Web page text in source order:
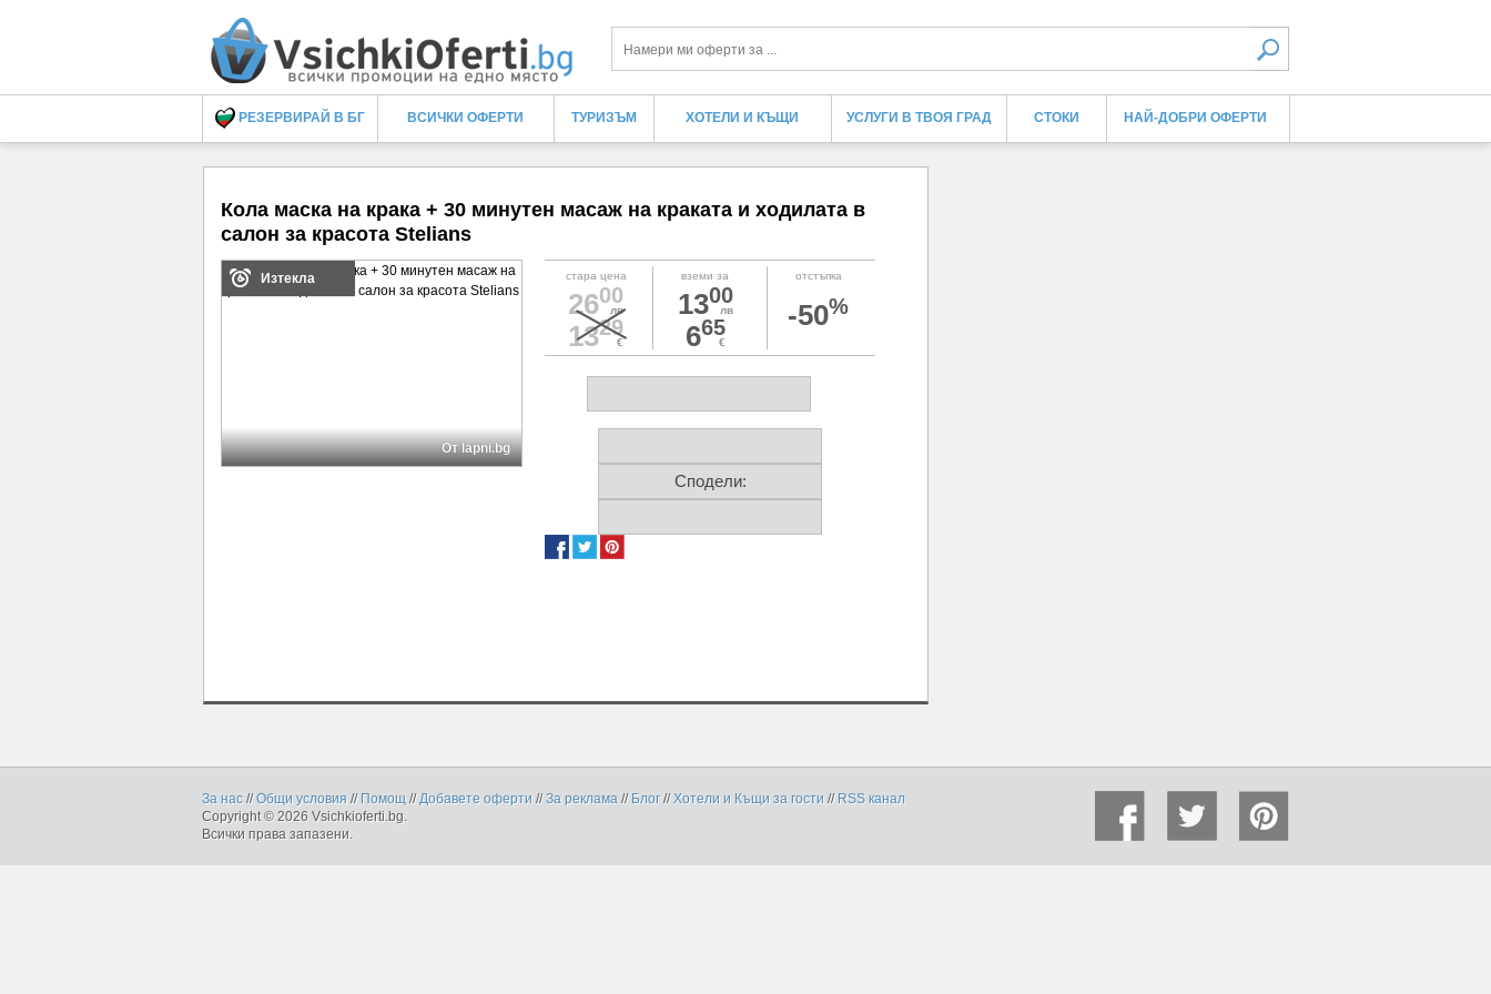
Търси
РЕЗЕРВИРАЙ В БГ ВСИЧКИ ОФЕРТИ ТУРИЗЪМ ХОТЕЛИ И КЪЩИ УСЛУГИ В ТВОЯ ГРАД СТОКИ НАЙ-ДОБРИ ОФЕРТИ
Кола маска на крака + 30 минутен масаж на краката и ходилата в
салон за красота Stelians
Изтекла
От lapni.bg
стара цена
2600
лв
1329
€
вземи за
1300
лв
665
€
отстъпка
-50%
Сподели:
За нас //Общи условия // Помощ //Добавете оферти //За реклама // Блог //Хотели и Къщи за гости // RSS канал
Copyright © 2026 Vsichkioferti.bg.
Всички права запазени.